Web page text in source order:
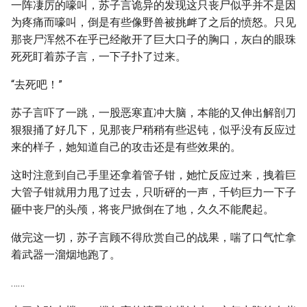
一阵凄厉的嚎叫，苏子言诡异的发现这只丧尸似乎并不是因
为疼痛而嚎叫，倒是有些像野兽被挑衅了之后的愤怒。只见
那丧尸浑然不在乎已经敞开了巨大口子的胸口，灰白的眼珠
死死盯着苏子言，一下子扑了过来。
“去死吧！”
苏子言吓了一跳，一股恶寒直冲大脑，本能的又伸出解剖刀
狠狠捅了好几下，见那丧尸稍稍有些迟钝，似乎没有反应过
来的样子，她知道自己的攻击还是有些效果的。
这时注意到自己手里还拿着管子钳，她忙反应过来，拽着巨
大管子钳就用力甩了过去，只听砰的一声，千钧巨力一下子
砸中丧尸的头颅，将丧尸掀倒在了地，久久不能爬起。
做完这一切，苏子言顾不得欣赏自己的战果，喘了口气忙拿
着武器一溜烟地跑了。
……